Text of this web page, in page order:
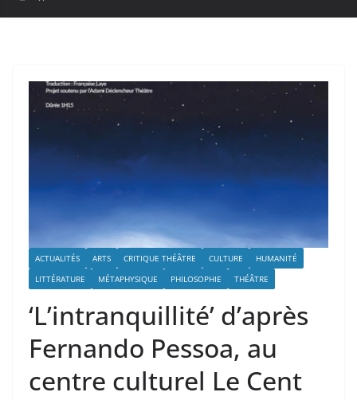
ACTUALITÉS ARTS CRITIQUE THÉÂTRE CULTURE
HUMANITÉ
LITTÉRATURE
MÉTAPHYSIQUE PHILOSOPHIE THÉÂTRE
‘L’intranquillité’ d’après
Fernando Pessoa, au
centre culturel Le Cent